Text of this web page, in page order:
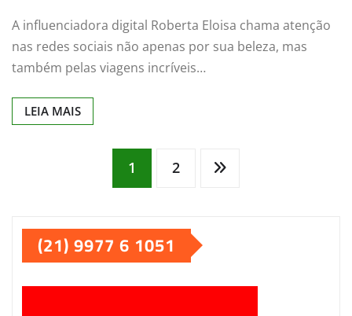
A influenciadora digital Roberta Eloisa chama atenção
nas redes sociais não apenas por sua beleza, mas
também pelas viagens incríveis…
LEIA MAIS
Paginação
de
posts
1 2
(21) 9977 6 1051